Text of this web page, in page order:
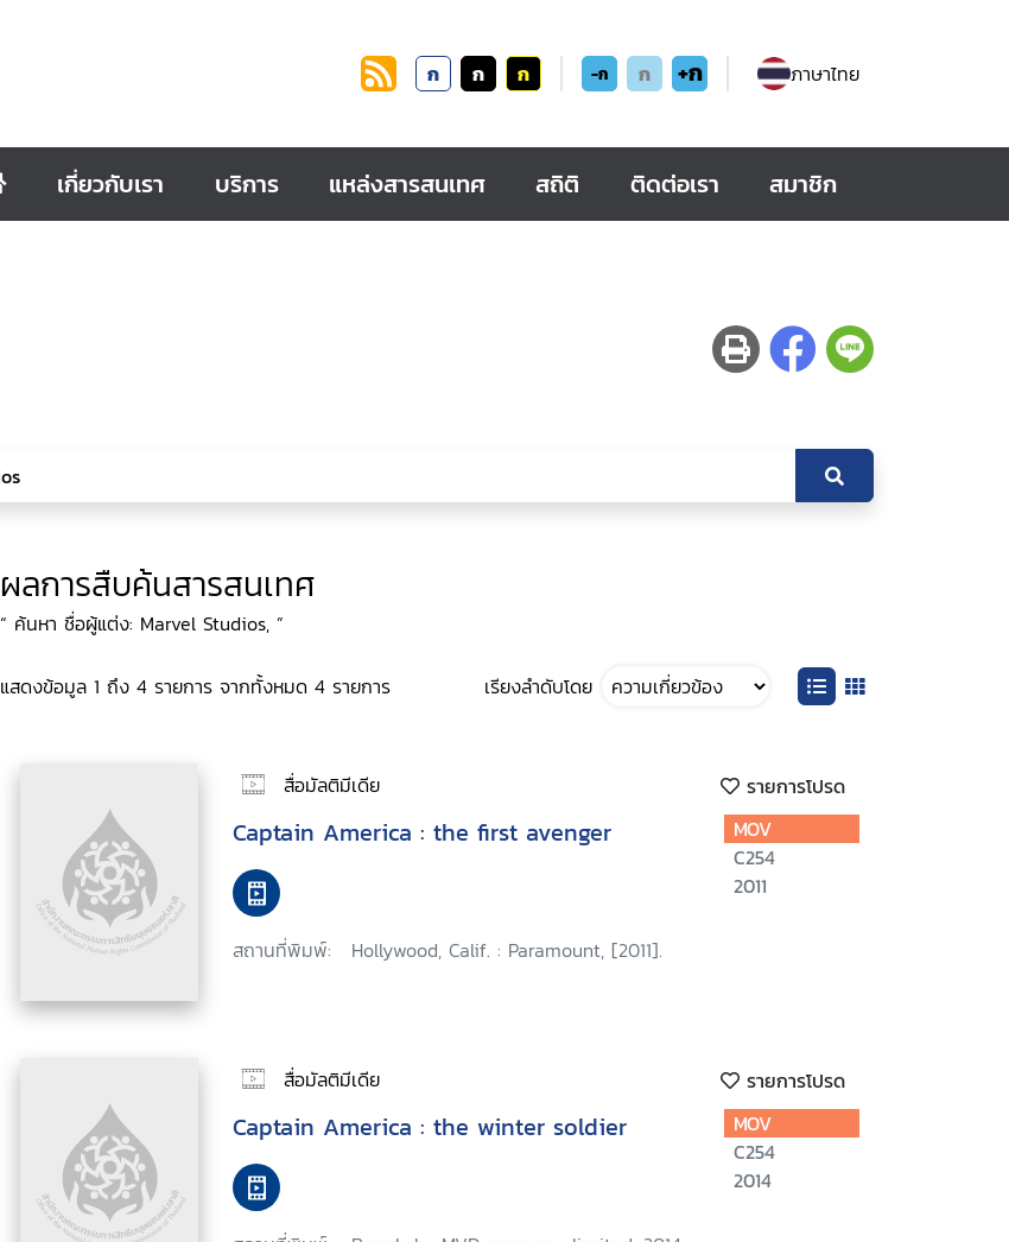
ก ก ก -ก ก +ก ภาษาไทย
เกี่ยวกับเรา บริการ แหล่งสารสนเทศ สถิติ ติดต่อเรา สมาชิก
ผลการสืบค้นสารสนเทศ
“ ค้นหา ชื่อผู้แต่ง: Marvel Studios, ”
แสดงข้อมูล 1 ถึง 4 รายการ จากทั้งหมด 4 รายการ เรียงลำดับโดย
สื่อมัลติมีเดีย รายการโปรด
Captain America : the first avenger
สถานที่พิมพ์: Hollywood, Calif. : Paramount, [2011].
MOV
C254
2011
สื่อมัลติมีเดีย รายการโปรด
Captain America : the winter soldier
MOV
C254
2014